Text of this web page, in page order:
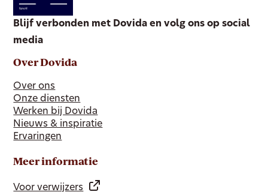
Blijf verbonden met Dovida en volg ons op social
media
Over Dovida
Over ons
Onze diensten
Werken bij Dovida
Nieuws & inspiratie
Ervaringen
Meer informatie
Voor verwijzers